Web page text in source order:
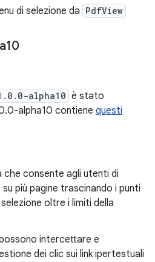
di selezione da PdfView
alpha10 è stato
alpha10 contiene questi
che consente agli utenti di
più pagine trascinando i punti
oltre i limiti della
intercettare e
dei clic sui link ipertestuali